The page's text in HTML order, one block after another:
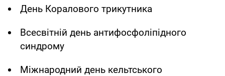
День Коралового трикутника
Всесвітній день антифосфоліпідного
синдрому
Міжнародний день кельтського